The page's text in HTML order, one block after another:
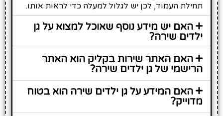
תחילת העמוד, לכן יש לגלול למעלה כדי לראות אותו.
האם יש מידע נוסף שאוכל למצוא על גן
ילדים שירה?
האם האתר שירות בקליק הוא האתר
הרישמי של גן ילדים שירה?
האם המידע על גן ילדים שירה הוא בטוח
מדוייק?